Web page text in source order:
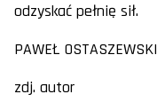
odzyskać pełnię sił.
PAWEŁ OSTASZEWSKI
zdj. autor